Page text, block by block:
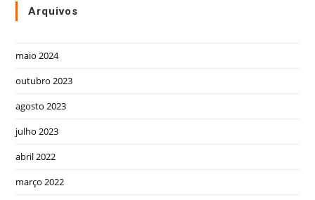
Arquivos
maio 2024
outubro 2023
agosto 2023
julho 2023
abril 2022
março 2022